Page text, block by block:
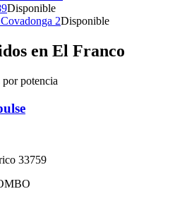
Disponible
2Disponible
en El Franco
potencia
33759